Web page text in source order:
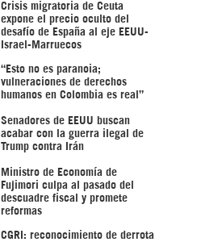
Crisis migratoria de Ceuta
expone el precio oculto del
desafío de España al eje EEUU-
Israel-Marruecos
“Esto no es paranoia;
vulneraciones de derechos
humanos en Colombia es real”
Senadores de EEUU buscan
acabar con la guerra ilegal de
Trump contra Irán
Ministro de Economía de
Fujimori culpa al pasado del
descuadre fiscal y promete
reformas
CGRI: reconocimiento de derrota